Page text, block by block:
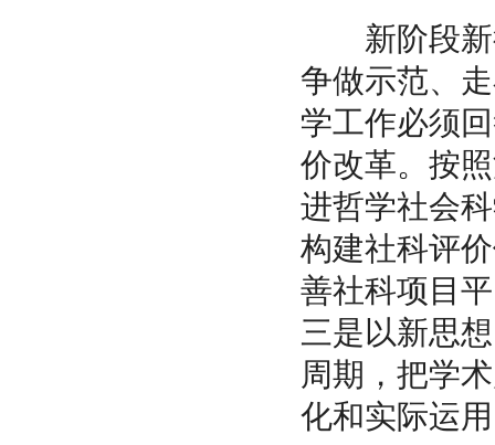
新阶段新
争做示范、
学工作必须
价改革。按
进哲学社会
构建社科评
善社科项目
三是以新思
周期，把学
化和实际运